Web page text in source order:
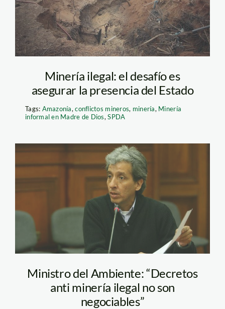
Minería ilegal: el desafío es
asegurar la presencia del Estado
Tags: Amazonía,conflictos mineros, minería, Minería
informal en Madre de Dios,SPDA
pulgar_vidal_peru21
Ministro del Ambiente: “Decretos
anti minería ilegal no son
negociables”